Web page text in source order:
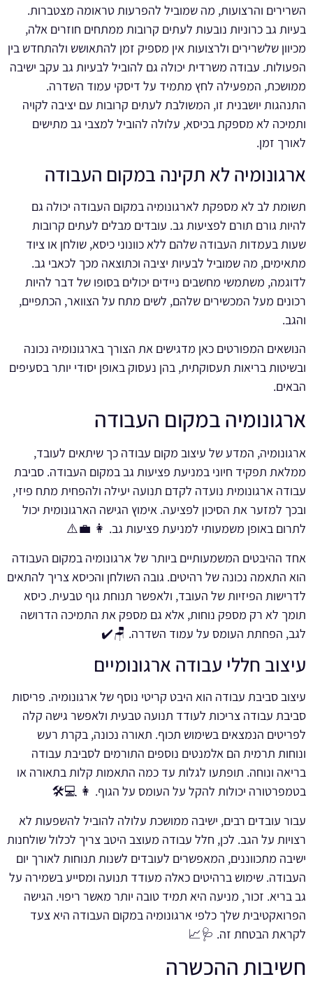
השרירים והרצועות, מה שמוביל להפרעות טראומה מצטברות.
בעיות גב כרוניות נובעות לעתים קרובות ממתחים חוזרים אלה,
מכיוון שלשרירים ולרצועות אין מספיק זמן להתאושש ולהתחדש בין
הפעולות. עבודה משרדית יכולה גם להוביל לבעיות גב עקב ישיבה
ממושכת, המפעילה לחץ מתמיד על דיסקי עמוד השדרה.
התנהגות יושבנית זו, המשולבת לעתים קרובות עם יציבה לקויה
ותמיכה לא מספקת בכיסא, עלולה להוביל למצבי גב מתישים
לאורך זמן.
ארגונומיה לא תקינה במקום העבודה
תשומת לב לא מספקת לארגונומיה במקום העבודה יכולה גם
להיות גורם תורם לפציעות גב. עובדים מבלים לעתים קרובות
שעות בעמדות העבודה שלהם ללא כוונוני כיסא, שולחן או ציוד
מתאימים, מה שמוביל לבעיות יציבה וכתוצאה מכך לכאבי גב.
לדוגמה, משתמשי מחשבים ניידים יכולים בסופו של דבר להיות
רכונים מעל המכשירים שלהם, לשים מתח על הצוואר, הכתפיים,
והגב.
הנושאים המפורטים כאן מדגישים את הצורך בארגונומיה נכונה
ובשיטות בריאות תעסוקתית, בהן נעסוק באופן יסודי יותר בסעיפים
הבאים.
ארגונומיה במקום העבודה
ארגונומיה, המדע של עיצוב מקום עבודה כך שיתאים לעובד,
ממלאת תפקיד חיוני במניעת פציעות גב במקום העבודה. סביבת
עבודה ארגונומית נועדה לקדם תנועה יעילה ולהפחית מתח פיזי,
ובכך למזער את הסיכון לפציעה. אימוץ הגישה הארגונומית יכול
לתרום באופן משמעותי למניעת פציעות גב. 👩 💼⚠️
אחד ההיבטים המשמעותיים ביותר של ארגונומיה במקום העבודה
הוא התאמה נכונה של רהיטים. גובה השולחן והכיסא צריך להתאים
לדרישות הפיזיות של העובד, ולאפשר תנוחת גוף טבעית. כיסא
תומך לא רק מספק נוחות, אלא גם מספק את התמיכה הדרושה
לגב, הפחתת העומס על עמוד השדרה. 🪑✔️
עיצוב חללי עבודה ארגונומיים
עיצוב סביבת עבודה הוא היבט קריטי נוסף של ארגונומיה. פריסות
סביבת עבודה צריכות לעודד תנועה טבעית ולאפשר גישה קלה
לפריטים הנמצאים בשימוש תכוף. תאורה נכונה, בקרת רעש
ונוחות תרמית הם אלמנטים נוספים התורמים לסביבת עבודה
בריאה ונוחה. תופתעו לגלות עד כמה התאמות קלות בתאורה או
בטמפרטורה יכולות להקל על העומס על הגוף. 👩 💻🛠️
עבור עובדים רבים, ישיבה ממושכת עלולה להוביל להשפעות לא
רצויות על הגב. לכן, חלל עבודה מעוצב היטב צריך לכלול שולחנות
ישיבה מתכווננים, המאפשרים לעובדים לשנות תנוחות לאורך יום
העבודה. שימוש ברהיטים כאלה מעודד תנועה ומסייע בשמירה על
גב בריא. זכור, מניעה היא תמיד טובה יותר מאשר ריפוי. הגישה
הפרואקטיבית שלך כלפי ארגונומיה במקום העבודה היא צעד
לקראת הבטחת זה. 🩺📈
חשיבות ההכשרה